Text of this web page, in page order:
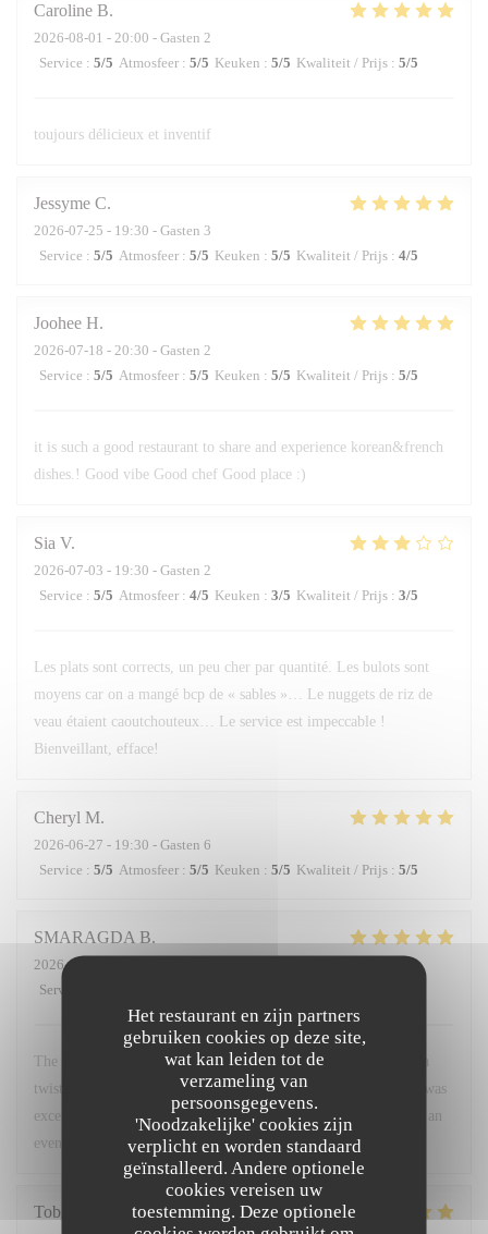
Het restaurant en zijn partners
gebruiken cookies op deze site,
wat kan leiden tot de
verzameling van
persoonsgegevens.
'Noodzakelijke' cookies zijn
verplicht en worden standaard
geïnstalleerd. Andere optionele
cookies vereisen uw
toestemming. Deze optionele
Caroline B
2026-08-01 - 20:00 - Gasten 2
Service : 5/5 Atmosfeer : 5/5 Keuken : 5/5 Kwaliteit / Prijs : 5/5
toujours délicieux et inventif
Jessyme C
2026-07-25 - 19:30 - Gasten 3
Service : 5/5 Atmosfeer : 5/5 Keuken : 5/5 Kwaliteit / Prijs : 4/5
Joohee H
2026-07-18 - 20:30 - Gasten 2
Service : 5/5 Atmosfeer : 5/5 Keuken : 5/5 Kwaliteit / Prijs : 5/5
it is such a good restaurant to share and experience korean&french
dishes.! Good vibe Good chef Good place :)
Sia V
2026-07-03 - 19:30 - Gasten 2
Service : 5/5 Atmosfeer : 4/5 Keuken : 3/5 Kwaliteit / Prijs : 3/5
Les plats sont corrects, un peu cher par quantité. Les bulots sont
moyens car on a mangé bcp de « sables »… Le nuggets de riz de
veau étaient caoutchouteux… Le service est impeccable !
Bienveillant, efface!
Cheryl M
2026-06-27 - 19:30 - Gasten 6
Service : 5/5 Atmosfeer : 5/5 Keuken : 5/5 Kwaliteit / Prijs : 5/5
SMARAGDA B
2026-06-20
Service
The food was a very good combination of French cuisine with a
twist. The environment was very friendly and warm. The staff was
excellent. I would recommend it to anyone who wants to spend an
evening like a local.
Tobias